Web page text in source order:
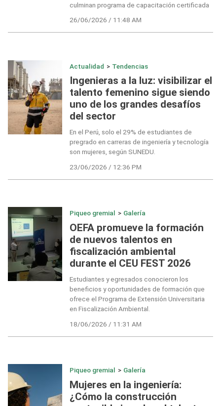
culminan programa de capacitación certificada
26/06/2026 / 11:48 AM
Actualidad > Tendencias
Ingenieras a la luz: visibilizar el
talento femenino sigue siendo
uno de los grandes desafíos
del sector
En el Perú, solo el 29% de estudiantes de
pregrado en carreras de ingeniería y tecnología
son mujeres, según SUNEDU.
23/06/2026 / 12:36 PM
Piqueo gremial > Galería
OEFA promueve la formación
de nuevos talentos en
fiscalización ambiental
durante el CEU FEST 2026
Estudiantes y egresados conocieron los
beneficios y oportunidades de formación que
ofrece el Programa de Extensión Universitaria
en Fiscalización Ambiental.
18/06/2026 / 11:31 AM
Piqueo gremial > Galería
Mujeres en la ingeniería:
¿Cómo la construcción